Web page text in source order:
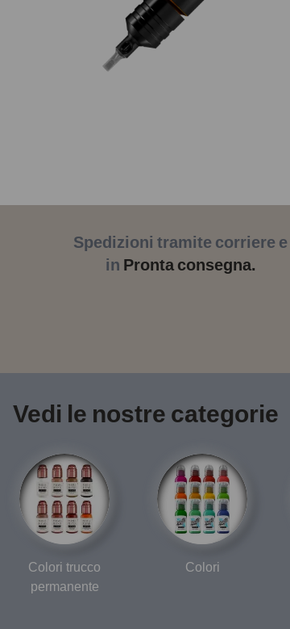
Spedizioni tramite corriere e
in Pronta consegna.
Vedi le nostre categorie
Colori trucco
permanente
Colori